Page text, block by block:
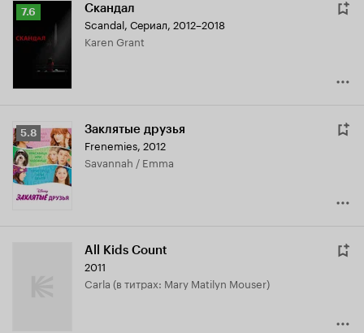
Рейтинг
Кинопоиска
7.6
7.6 Скандал
Scandal, Сериал, 2012–2018
Karen Grant
Рейтинг
Кинопоиска
5.8
5.8 Заклятые друзья
Frenemies, 2012
Savannah / Emma
All Kids Count
2011
Carla (в титрах: Mary Matilyn Mouser)